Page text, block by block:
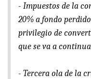
- Impuestos de la
20% a fondo
privilegio de
que se va a
- Tercera ola de la